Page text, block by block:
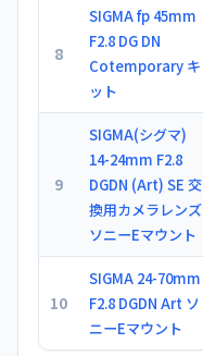
8
SIGMA fp 45mm
F2.8 DG DN
Cotemporary キ
ット
9
SIGMA(シグマ)
14-24mm F2.8
DGDN (Art) SE 交
換用カメラレンズ
ソニーEマウント
10
SIGMA 24-70mm
F2.8 DGDN Art ソ
ニーEマウント